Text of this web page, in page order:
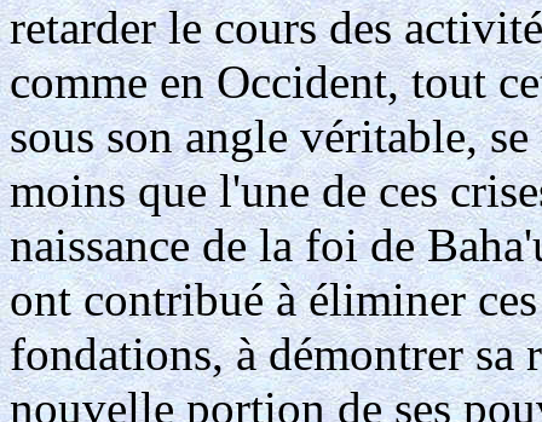
retarder le cours des
comme en Occident, tout
sous son angle véritable,
moins que l'une de ces
naissance de la foi de
ont contribué à éliminer
fondations, à démontrer sa
nouvelle portion de ses